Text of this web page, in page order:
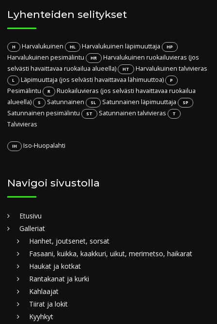
Lyhenteiden selitykset
H Harvalukuinen HL Harvalukuinen läpimuuttaja HP
Harvalukuinen pesimälintu HR
Harvalukuinen ruokailuvieras (jos
selvästi havaittavaa ruokailua alueella)
HT Harvalukuinen talvivieras
L Läpimuuttaja (jos selvästi havaittavaa lähimuuttoa) P
Pesimälintu R
Ruokailuvieras (jos selvästi havaittavaa ruokailua
alueella)
S Satunnainen SL Satunnainen läpimuuttaja SP
Satunnainen pesimälintu ST Satunnainen talvivieras T
Talvivieras
IH Iso-Huopalahti
Navigoi sivustolla
Etusivu
Galleriat
Hanhet, joutsenet, sorsat
Fasaani, kuikka, kaakkuri, uikut, merimetso, haikarat
Haukat ja kotkat
Rantakanat ja kurki
Kahlaajat
Tiirat ja lokit
Kyyhkyt